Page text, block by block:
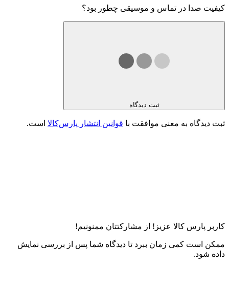
کیفیت صدا در تماس و موسیقی چطور بود؟
ثبت دیدگاه
ثبت دیدگاه به معنی موافقت با قوانین انتشار پارس‌کالا است.
کاربر پارس کالا عزیز! از مشارکتتان ممنونیم!
ممکن است کمی زمان ببرد تا دیدگاه شما پس از بررسی نمایش
داده شود.